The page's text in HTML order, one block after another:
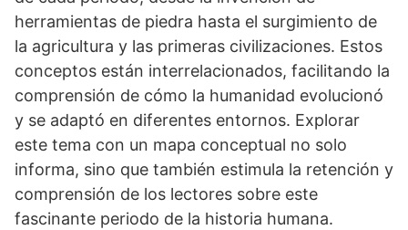
herramientas de piedra hasta el surgimiento de
la agricultura y las primeras civilizaciones. Estos
conceptos están interrelacionados, facilitando la
comprensión de cómo la humanidad evolucionó
y se adaptó en diferentes entornos. Explorar
este tema con un mapa conceptual no solo
informa, sino que también estimula la retención y
comprensión de los lectores sobre este
fascinante periodo de la historia humana.